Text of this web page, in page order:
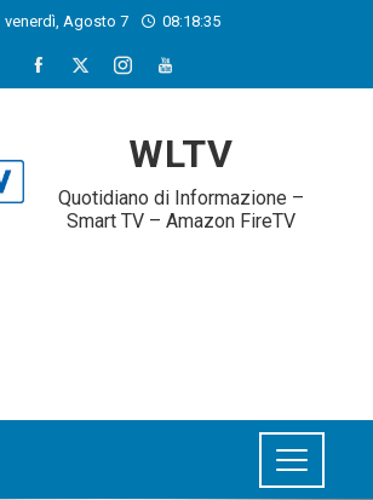
venerdì, Agosto 7 08:18:36
WLTV
Quotidiano di Informazione –
Smart TV – Amazon FireTV